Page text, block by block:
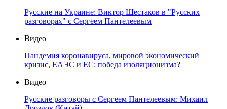
Русские на Украине: Виктор Шестаков в "Русских
разговорах" с Сергеем Пантелеевым
Видео
Пандемия коронавируса, мировой экономический
кризис, ЕАЭС и ЕС: победа изоляционизма?
Видео
Русские разговоры с Сергеем Пантелеевым: Михаил